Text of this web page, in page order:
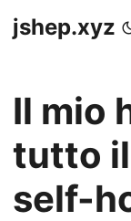
jshep.xyz
Il mio
tutto
self-